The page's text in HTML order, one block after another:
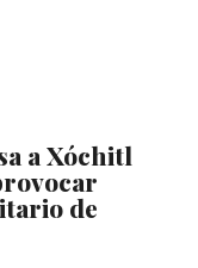
a Xóchitl
de